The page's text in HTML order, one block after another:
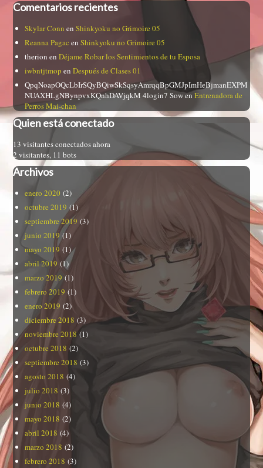
Comentarios recientes
Skylar Conn enShinkyoku no Grimoire 05
Reanna Pagac enShinkyoku no Grimoire 05
therion enDéjame Robar los Sentimientos de tu Esposa
iwbntjtmop enDespués de Clases 01
QpqNoapOQcLbIrSQyBQiwSkSqsyAmrqqBpGMJpImHeBjmanEXPM
NUAXHLgNBynpvxKQnhDAVjqkM 4login7 SowenEntrenadora de
Perros Mai-chan
Quien está conectado
13 visitantes conectados ahora
2 visitantes, 11 bots
Archivos
enero 2020 (2)
octubre 2019 (1)
septiembre 2019 (3)
junio 2019(1)
mayo 2019 (1)
abril 2019 (1)
marzo 2019 (1)
febrero 2019 (1)
enero 2019 (2)
diciembre 2018 (3)
noviembre 2018(1)
octubre 2018 (2)
septiembre 2018 (3)
agosto 2018 (4)
julio 2018 (3)
junio 2018 (4)
mayo 2018 (2)
abril 2018 (4)
marzo 2018 (2)
febrero 2018 (3)